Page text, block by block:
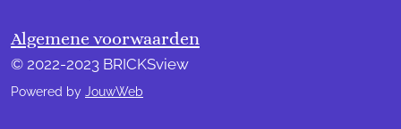
Algemene voorwaarden
© 2022-2023 BRICKSview
Powered by JouwWeb